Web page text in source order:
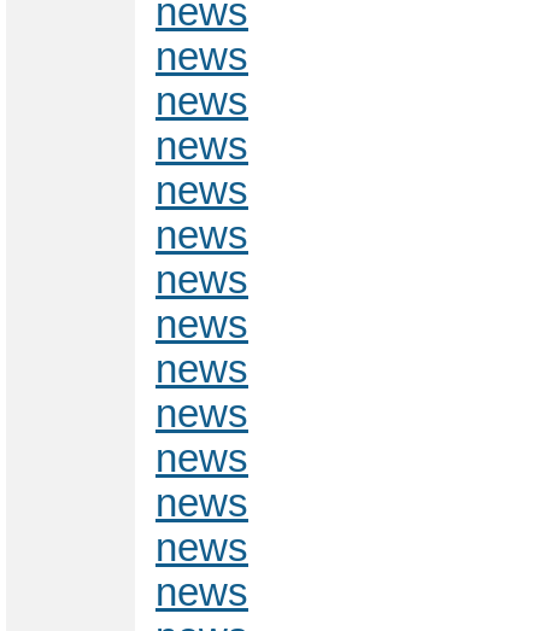
news
news
news
news
news
news
news
news
news
news
news
news
news
news